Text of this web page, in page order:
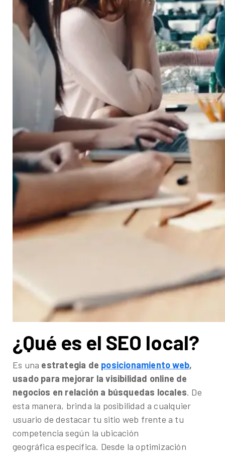
¿Qué es el SEO local?
Es una estrategia de posicionamiento web,
usado para mejorar la visibilidad online de
negocios en relación a búsquedas locales. De
esta manera, brinda la posibilidad a cualquier
usuario de destacar tu sitio web frente a tu
competencia según la ubicación
geográfica específica. Desde la optimización